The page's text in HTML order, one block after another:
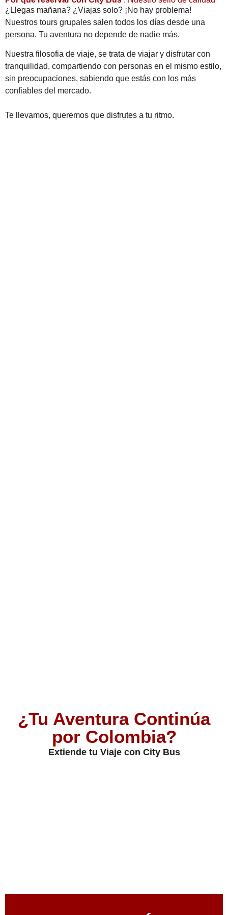
¿Llegas mañana? ¿Viajas solo? ¡No hay problema!
Nuestros tours grupales salen todos los días desde una
persona. Tu aventura no depende de nadie más.
Nuestra filosofia de viaje, se trata de viajar y disfrutar con
tranquilidad, compartiendo con personas en el mismo estilo,
sin preocupaciones, sabiendo que estás con los más
confiables del mercado.
Te llevamos, queremos que disfrutes a tu ritmo.
¿Tu Aventura Continúa
por Colombia?
Extiende tu Viaje con City Bus